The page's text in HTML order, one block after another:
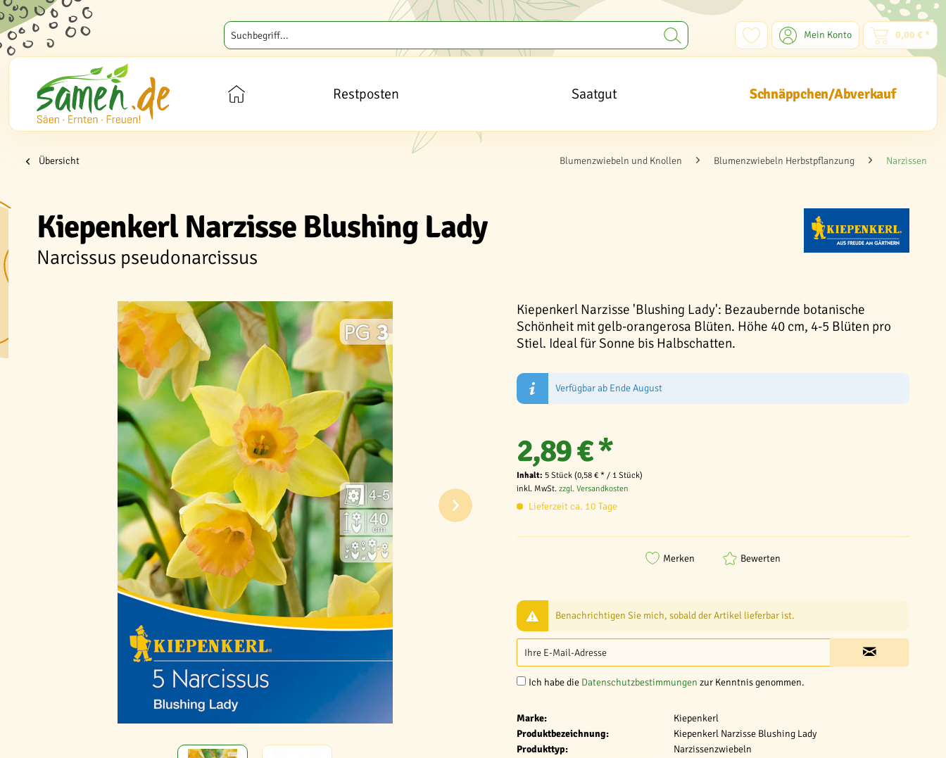
Mein Konto 0,00 € *
Restposten Saatgut Schnäppchen/Abverkauf
Übersicht Blumenzwiebeln und Knollen Blumenzwiebeln Herbstpflanzung Narzissen
Kiepenkerl Narzisse Blushing Lady
Narcissus pseudonarcissus
Kiepenkerl Narzisse 'Blushing Lady': Bezaubernde botanische
Schönheit mit gelb-orangerosa Blüten. Höhe 40 cm, 4-5 Blüten pro
Stiel. Ideal für Sonne bis Halbschatten.
Verfügbar ab Ende August
Benachrichtigen Sie mich, sobald der Artikel lieferbar ist.
Ich habe die Datenschutzbestimmungen zur Kenntnis genommen.
Marke:
Kiepenkerl
Produktbezeichnung:
Kiepenkerl Narzisse Blushing Lady
Produkttyp:
Narzissenzwiebeln
2,89 € *
Inhalt: 5 Stück (0,58 € * / 1 Stück)
inkl. MwSt. zzgl. Versandkosten
Lieferzeit ca. 10 Tage
Merken Bewerten